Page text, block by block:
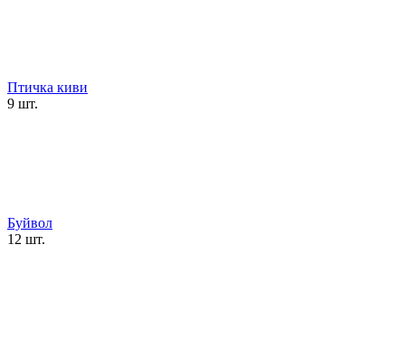
Птичка киви
9 шт.
Буйвол
12 шт.